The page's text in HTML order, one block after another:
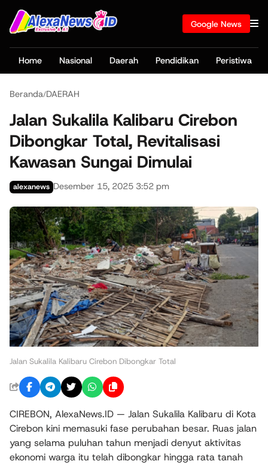
Google News
Home Nasional Daerah Pendidikan Peristiwa
Beranda/DAERAH
Jalan Sukalila Kalibaru Cirebon
Dibongkar Total, Revitalisasi
Kawasan Sungai Dimulai
alexanews Desember 15, 2025 3:52 pm
Jalan Sukalila Kalibaru Cirebon Dibongkar Total
CIREBON, AlexaNews.ID — Jalan Sukalila Kalibaru di Kota
Cirebon kini memasuki fase perubahan besar. Ruas jalan
yang selama puluhan tahun menjadi denyut aktivitas
ekonomi warga itu telah dibongkar hingga rata tanah